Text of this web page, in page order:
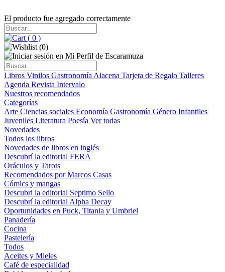
El producto fue agregado correctamente
( 0 )
(0)
Libros Vinilos Gastronomía Alacena Tarjeta de Regalo Talleres
Agenda Revista Intervalo
Nuestros recomendados
Categorías
Arte Ciencias sociales Economía Gastronomía Género Infantiles
Juveniles Literatura Poesía Ver todas
Novedades
Todos los libros
Novedades de libros en inglés
Descubrí la editorial FERA
Oráculos y Tarots
Recomendados por Marcos Casas
Cómics y mangas
Descubri la editorial Septimo Sello
Descubrí la editorial Alpha Decay
Oportunidades en Puck, Titania y Umbriel
Panadería
Cocina
Pastelería
Todos
Aceites y Mieles
Café de especialidad